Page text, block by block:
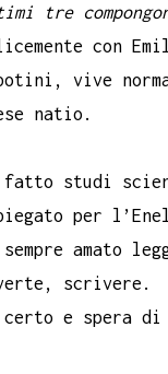
tre
con
vive
natio.
fatto studi
per
sempre amato
scrivere.
certo e spera